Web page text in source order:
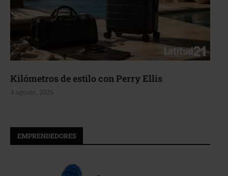
Aerie, texturas que fluyen
4 agosto, 2026
EMPRENDEDORES